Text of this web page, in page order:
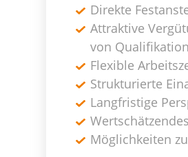
Direkte
Attraktive
von
Flexible
Strukturierte
Langfristige
Möglichkeiten